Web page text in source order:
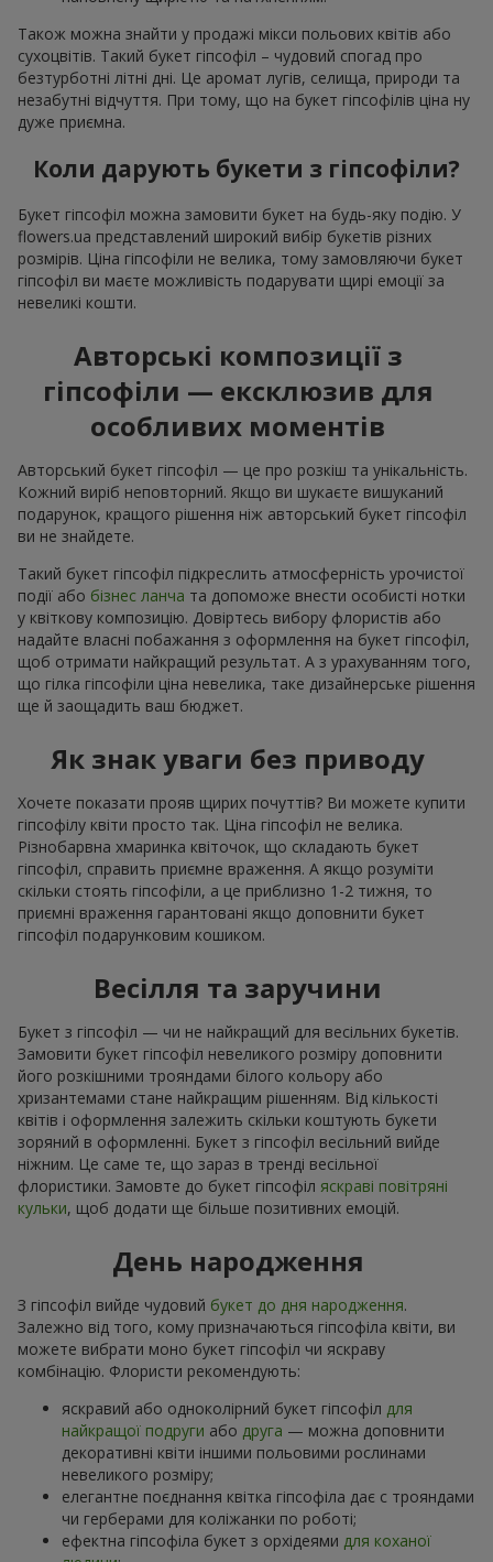
Також можна знайти у продажі мікси польових квітів або
сухоцвітів. Такий букет гіпсофіл – чудовий спогад про
безтурботні літні дні. Це аромат лугів, селища, природи та
незабутні відчуття. При тому, що на букет гіпсофілів ціна ну
дуже приємна.
Коли дарують букети з гіпсофіли?
Букет гіпсофіл можна замовити букет на будь-яку подію. У
flowers.ua представлений широкий вибір букетів різних
розмірів. Ціна гіпсофіли не велика, тому замовляючи букет
гіпсофіл ви маєте можливість подарувати щирі емоції за
невеликі кошти.
Авторські композиції з
гіпсофіли — ексклюзив для
особливих моментів
Авторський букет гіпсофіл — це про розкіш та унікальність.
Кожний виріб неповторний. Якщо ви шукаєте вишуканий
подарунок, кращого рішення ніж авторський букет гіпсофіл
ви не знайдете.
Такий букет гіпсофіл підкреслить атмосферність урочистої
події або бізнес ланча та допоможе внести особисті нотки
у квіткову композицію. Довіртесь вибору флористів або
надайте власні побажання з оформлення на букет гіпсофіл,
щоб отримати найкращий результат. А з урахуванням того,
що гілка гіпсофіли ціна невелика, таке дизайнерське рішення
ще й заощадить ваш бюджет.
Як знак уваги без приводу
Хочете показати прояв щирих почуттів? Ви можете купити
гіпсофілу квіти просто так. Ціна гіпсофіл не велика.
Різнобарвна хмаринка квіточок, що складають букет
гіпсофіл, справить приємне враження. А якщо розуміти
скільки стоять гіпсофіли, а це приблизно 1-2 тижня, то
приємні враження гарантовані якщо доповнити букет
гіпсофіл подарунковим кошиком.
Весілля та заручини
Букет з гіпсофіл — чи не найкращий для весільних букетів.
Замовити букет гіпсофіл невеликого розміру доповнити
його розкішними трояндами білого кольору або
хризантемами стане найкращим рішенням. Від кількості
квітів і оформлення залежить скільки коштують букети
зоряний в оформленні. Букет з гіпсофіл весільний вийде
ніжним. Це саме те, що зараз в тренді весільної
флористики. Замовте до букет гіпсофіл яскраві повітряні
кульки, щоб додати ще більше позитивних емоцій.
День народження
З гіпсофіл вийде чудовий букет до дня народження.
Залежно від того, кому призначаються гіпсофіла квіти, ви
можете вибрати моно букет гіпсофіл чи яскраву
комбінацію. Флористи рекомендують:
яскравий або одноколірний букет гіпсофіл для
найкращої подруги або друга — можна доповнити
декоративні квіти іншими польовими рослинами
невеликого розміру;
елегантне поєднання квітка гіпсофіла дає с трояндами
чи герберами для коліжанки по роботі;
ефектна гіпсофіла букет з орхідеями для коханої